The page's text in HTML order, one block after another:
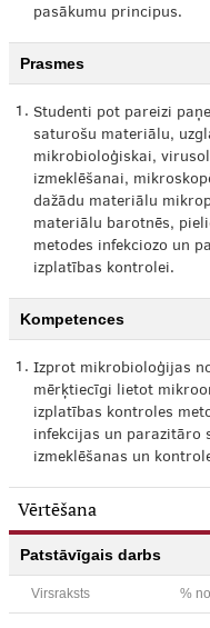
pasākumu principus.
Prasmes
1. Studenti pot pareizi
saturošu materiālu,
mikrobioloģiskai,
izmeklēšanai,
dažādu materiālu
materiālu barotnēs,
metodes infekciozo un
izplatības kontrolei.
Kompetences
1. Izprot mikrobioloģijas
mērķtiecīgi lietot
izplatības kontroles
infekcijas un parazitāro
izmeklēšanas un
Vērtēšana
Patstāvīgais darbs
Virsraksts %